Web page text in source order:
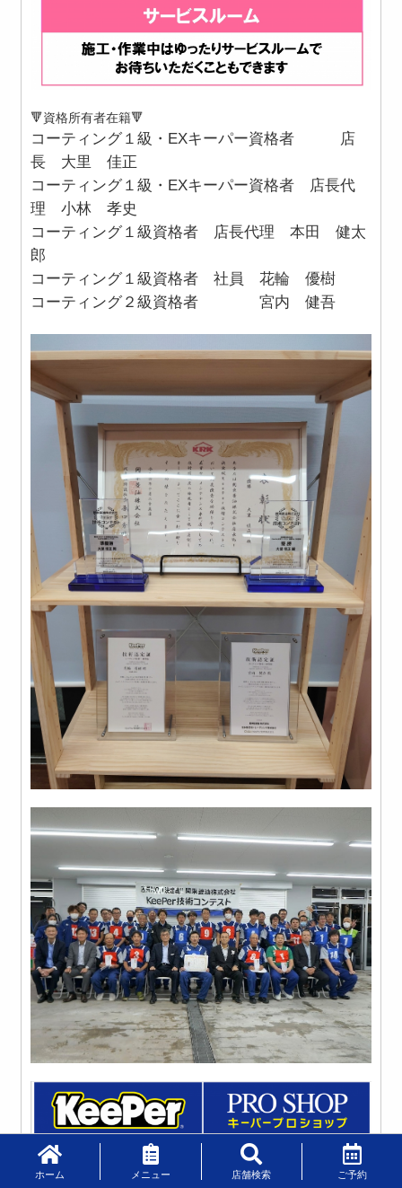
🔻資格所有者在籍🔻
コーティング１級・EXキーパー資格者 店
長 大里 佳正
コーティング１級・EXキーパー資格者 店長代
理 小林 孝史
コーティング１級資格者 店長代理 本田 健太
郎
コーティング１級資格者 社員 花輪 優樹
コーティング２級資格者 宮内 健吾
ホーム メニュー 店舗検索 ご予約